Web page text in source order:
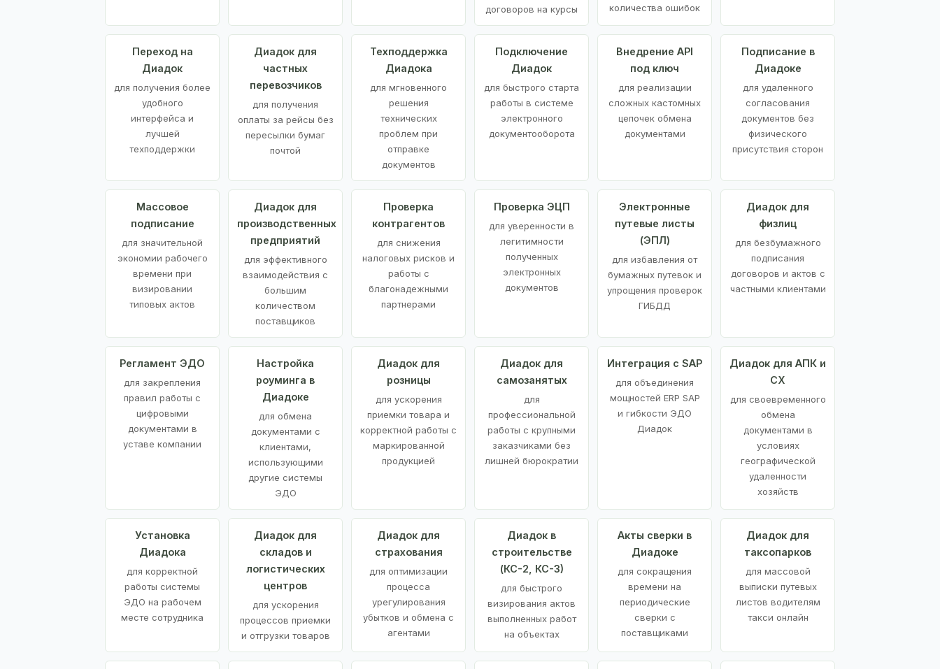
договоров на курсы
количества ошибок
Переход на
Диадок
для получения более
удобного
интерфейса и
лучшей
техподдержки
Диадок для
частных
перевозчиков
для получения
оплаты за рейсы без
пересылки бумаг
почтой
Техподдержка
Диадока
для мгновенного
решения
технических
проблем при
отправке
документов
Подключение
Диадок
для быстрого старта
работы в системе
электронного
документооборота
Внедрение API
под ключ
для реализации
сложных кастомных
цепочек обмена
документами
Подписание в
Диадоке
для удаленного
согласования
документов без
физического
присутствия сторон
Массовое
подписание
для значительной
экономии рабочего
времени при
визировании
типовых актов
Диадок для
производственных
предприятий
для эффективного
взаимодействия с
большим
количеством
поставщиков
Проверка
контрагентов
для снижения
налоговых рисков и
работы с
благонадежными
партнерами
Проверка ЭЦП
для уверенности в
легитимности
полученных
электронных
документов
Электронные
путевые листы
(ЭПЛ)
для избавления от
бумажных путевок и
упрощения проверок
ГИБДД
Диадок для
физлиц
для безбумажного
подписания
договоров и актов с
частными клиентами
Регламент ЭДО
для закрепления
правил работы с
цифровыми
документами в
уставе компании
Настройка
роуминга в
Диадоке
для обмена
документами с
клиентами,
использующими
другие системы
ЭДО
Диадок для
розницы
для ускорения
приемки товара и
корректной работы с
маркированной
продукцией
Диадок для
самозанятых
для
профессиональной
работы с крупными
заказчиками без
лишней бюрократии
Интеграция с SAP
для объединения
мощностей ERP SAP
и гибкости ЭДО
Диадок
Диадок для АПК и
СХ
для своевременного
обмена
документами в
условиях
географической
удаленности
хозяйств
Установка
Диадока
для корректной
работы системы
ЭДО на рабочем
месте сотрудника
Диадок для
складов и
логистических
центров
для ускорения
процессов приемки
и отгрузки товаров
Диадок для
страхования
для оптимизации
процесса
урегулирования
убытков и обмена с
агентами
Диадок в
строительстве
(КС-2, КС-3)
для быстрого
визирования актов
выполненных работ
на объектах
Акты сверки в
Диадоке
для сокращения
времени на
периодические
сверки с
поставщиками
Диадок для
таксопарков
для массовой
выписки путевых
листов водителям
такси онлайн